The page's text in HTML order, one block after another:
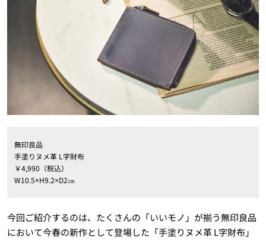
無印良品
手塗りヌメ革 L字財布
￥4,990（税込）
W10.5×H9.2×D2㎝
今回ご紹介するのは、たくさんの「いいモノ」が揃う無印良品
において今春の新作として登場した「手塗りヌメ革 L字財布」